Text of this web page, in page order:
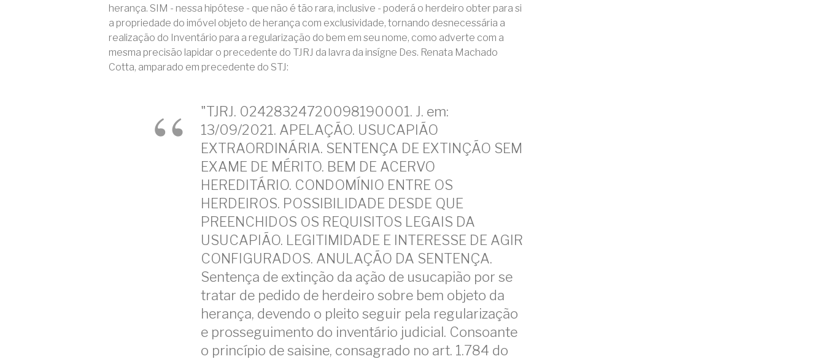
herança. SIM - nessa hipótese - que não é tão rara, inclusive - poderá o herdeiro obter para si
a propriedade do imóvel objeto de herança com exclusividade, tornando desnecessária a
realização do Inventário para a regularização do bem em seu nome, como adverte com a
mesma precisão lapidar o precedente do TJRJ da lavra da insígne Des. Renata Machado
Cotta, amparado em precedente do STJ:
"TJRJ. 02428324720098190001. J. em:
13/09/2021. APELAÇÃO. USUCAPIÃO
EXTRAORDINÁRIA. SENTENÇA DE EXTINÇÃO SEM
EXAME DE MÉRITO. BEM DE ACERVO
HEREDITÁRIO. CONDOMÍNIO ENTRE OS
HERDEIROS. POSSIBILIDADE DESDE QUE
PREENCHIDOS OS REQUISITOS LEGAIS DA
USUCAPIÃO. LEGITIMIDADE E INTERESSE DE AGIR
CONFIGURADOS. ANULAÇÃO DA SENTENÇA.
Sentença de extinção da ação de usucapião por se
tratar de pedido de herdeiro sobre bem objeto da
herança, devendo o pleito seguir pela regularização
e prosseguimento do inventário judicial. Consoante
o princípio de saisine, consagrado no art. 1.784 do